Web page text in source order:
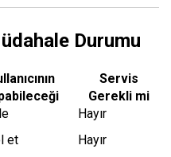
Durumu
Servis
Gerekli mi
Hayır
et
Hayır